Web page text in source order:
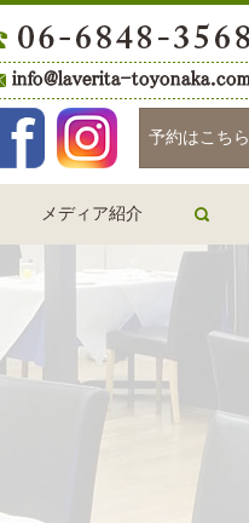
Facebook
予約はこちら
メディア紹介